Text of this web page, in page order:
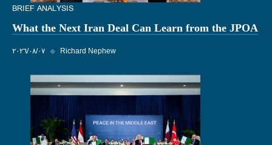
BRIEF ANALYSIS
What the Next Iran Deal Can Learn from the JPOA
٠٧‏/٠٨‏/٢٠٢٦ ◆ Richard Nephew